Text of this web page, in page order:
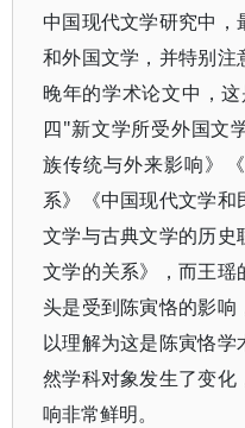
中国现代文学研究中，
和外国文学，并特别注
晚年的学术论文中，
四"新文学所受外国文
族传统与外来影响》
系》《中国现代文学
文学与古典文学的历史
文学的关系》，而王
头是受到陈寅恪的影
以理解为这是陈寅恪
然学科对象发生了变
响非常鲜明。